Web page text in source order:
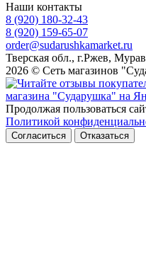
Наши контакты
8 (920) 180-32-43
8 (920) 159-65-07
order@sudarushkamarket.ru
Тверская обл., г.Ржев,
2026 © Сеть магазинов
Продолжая пользоваться
Политикой
Согласиться Отказаться